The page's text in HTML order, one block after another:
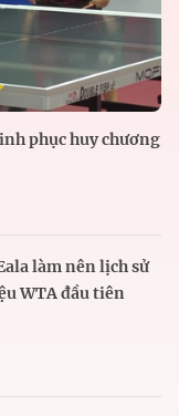
phục huy chương
làm nên lịch sử
WTA đầu tiên